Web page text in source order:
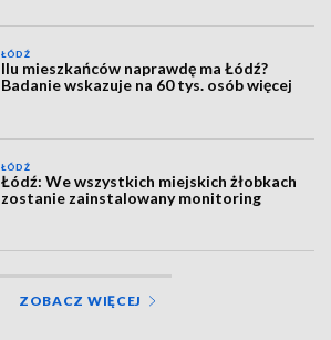
ŁÓDŹ
Ilu mieszkańców naprawdę ma Łódź?
Badanie wskazuje na 60 tys. osób więcej
ŁÓDŹ
Łódź: We wszystkich miejskich żłobkach
zostanie zainstalowany monitoring
ZOBACZ WIĘCEJ